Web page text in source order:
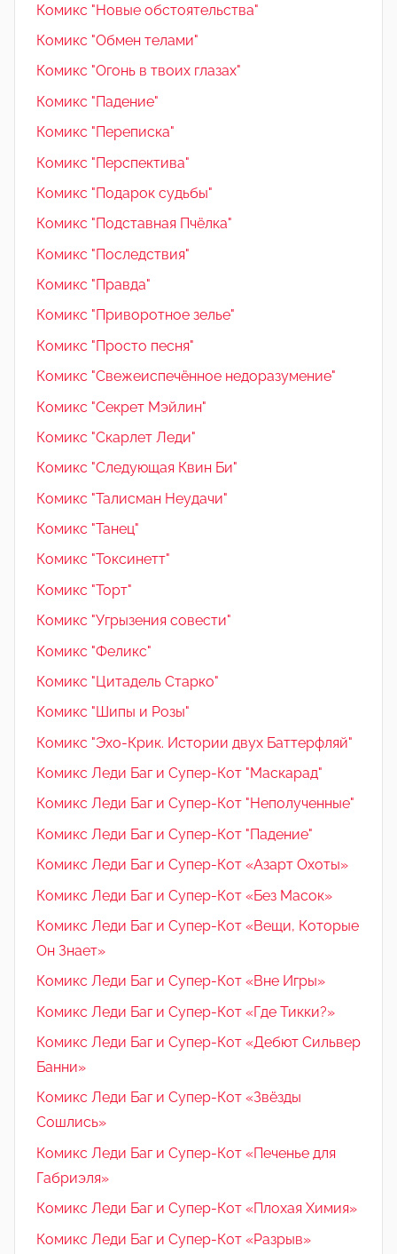
Комикс "Новые обстоятельства"
Комикс "Обмен телами"
Комикс "Огонь в твоих глазах"
Комикс "Падение"
Комикс "Переписка"
Комикс "Перспектива"
Комикс "Подарок судьбы"
Комикс "Подставная Пчёлка"
Комикс "Последствия"
Комикс "Правда"
Комикс "Приворотное зелье"
Комикс "Просто песня"
Комикс "Свежеиспечённое недоразумение"
Комикс "Секрет Мэйлин"
Комикс "Скарлет Леди"
Комикс "Следующая Квин Би"
Комикс "Талисман Неудачи"
Комикс "Танец"
Комикс "Токсинетт"
Комикс "Торт"
Комикс "Угрызения совести"
Комикс "Феликс"
Комикс "Цитадель Старко"
Комикс "Шипы и Розы"
Комикс "Эхо-Крик. Истории двух Баттерфляй"
Комикс Леди Баг и Супер-Кот "Маскарад"
Комикс Леди Баг и Супер-Кот "Неполученные"
Комикс Леди Баг и Супер-Кот "Падение"
Комикс Леди Баг и Супер-Кот «Азарт Охоты»
Комикс Леди Баг и Супер-Кот «Без Масок»
Комикс Леди Баг и Супер-Кот «Вещи, Которые
Он Знает»
Комикс Леди Баг и Супер-Кот «Вне Игры»
Комикс Леди Баг и Супер-Кот «Где Тикки?»
Комикс Леди Баг и Супер-Кот «Дебют Сильвер
Банни»
Комикс Леди Баг и Супер-Кот «Звёзды
Сошлись»
Комикс Леди Баг и Супер-Кот «Печенье для
Габриэля»
Комикс Леди Баг и Супер-Кот «Плохая Химия»
Комикс Леди Баг и Супер-Кот «Разрыв»